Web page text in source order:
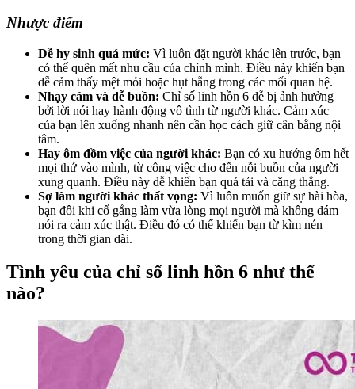
Nhược điểm
Dễ hy sinh quá mức: Vì luôn đặt người khác lên trước, bạn
có thể quên mất nhu cầu của chính mình. Điều này khiến bạn
dễ cảm thấy mệt mỏi hoặc hụt hẫng trong các mối quan hệ.
Nhạy cảm và dễ buồn: Chỉ số linh hồn 6 dễ bị ảnh hưởng
bởi lời nói hay hành động vô tình từ người khác. Cảm xúc
của bạn lên xuống nhanh nên cần học cách giữ cân bằng nội
tâm.
Hay ôm đồm việc của người khác: Bạn có xu hướng ôm hết
mọi thứ vào mình, từ công việc cho đến nỗi buồn của người
xung quanh. Điều này dễ khiến bạn quá tải và căng thẳng.
Sợ làm người khác thất vọng: Vì luôn muốn giữ sự hài hòa,
bạn đôi khi cố gắng làm vừa lòng mọi người mà không dám
nói ra cảm xúc thật. Điều đó có thể khiến bạn từ kìm nén
trong thời gian dài.
Tình yêu của chỉ số linh hồn 6 như thế
nào?